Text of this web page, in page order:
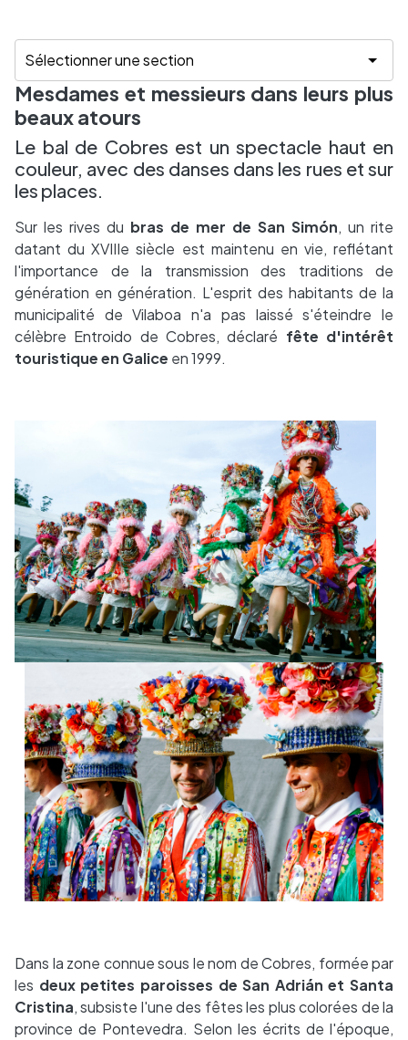
Mesdames et messieurs dans leurs plus
beaux atours
Le bal de Cobres est un spectacle haut en
couleur, avec des danses dans les rues et sur
les places.
Sur les rives du bras de mer de San Simón, un rite
datant du XVIIIe siècle est maintenu en vie, reflétant
l'importance de la transmission des traditions de
génération en génération. L'esprit des habitants de la
municipalité de Vilaboa n'a pas laissé s'éteindre le
célèbre Entroido de Cobres, déclaré fête d'intérêt
touristique en Galice en 1999.
Dans la zone connue sous le nom de Cobres, formée par
les deux petites paroisses de San Adrián et Santa
Cristina, subsiste l'une des fêtes les plus colorées de la
province de Pontevedra. Selon les écrits de l'époque,